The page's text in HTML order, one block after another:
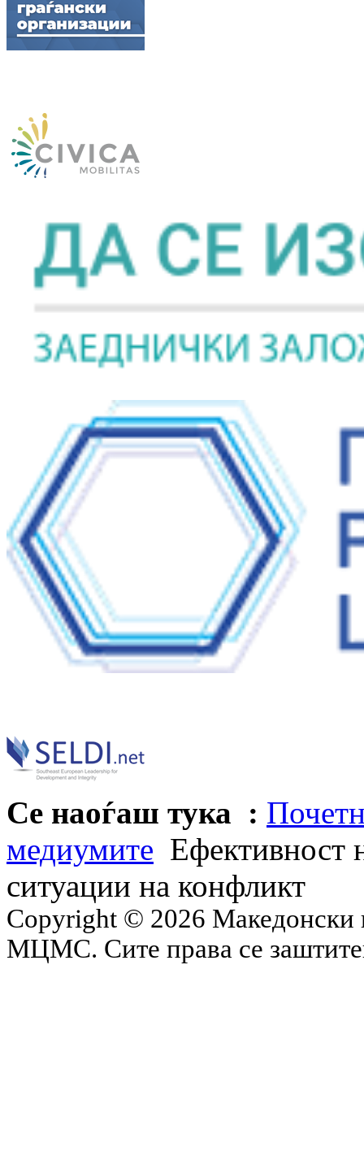
Се наоѓаш тука :
медиумите Ефективност
ситуации на конфликт
Copyright © 2026 Македонски
МЦМС. Сите права се